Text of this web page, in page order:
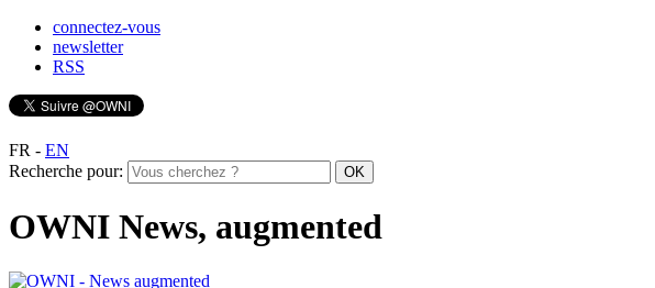
connectez-vous
newsletter
RSS
FR - EN
Recherche pour:
OWNI News, augmented